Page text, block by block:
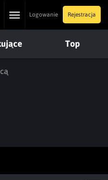
ToggleLogowanie Rejestracja
Top